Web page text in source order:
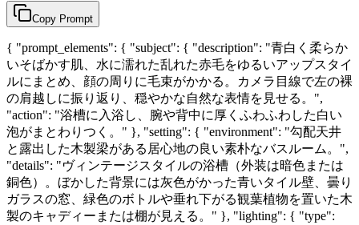
Copy Prompt
{ "prompt_elements": { "subject": { "description": "青白く柔らか
いそばかす肌、水に濡れた乱れた赤毛をゆるいアップスタイ
ルにまとめ、顔の周りに毛束がかかる。カメラ目線で左の裸
の肩越しに振り返り、穏やかな自然な表情を見せる。",
"action": "浴槽に入浴し、腕や背中に厚くふわふわした白い
泡がまとわりつく。" }, "setting": { "environment": "勾配天井
と露出した木製梁がある居心地の良い素朴なバスルーム。",
"details": "ヴィンテージスタイルの浴槽（外装は暗色または
銅色）。ぼかした背景には灰色がかった青いタイル壁、曇り
ガラスの窓、緑色のボトルや垂れ下がる観葉植物を置いた木
製のキャディーまたは棚が見える。" }, "lighting": { "type":